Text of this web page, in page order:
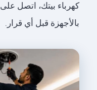
كهرباء بيتك، اتصل على
بالأجهزة قبل أي قرار.